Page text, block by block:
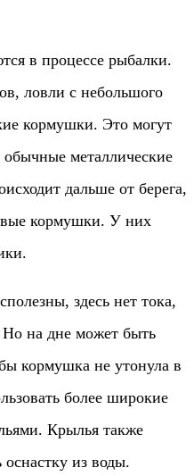
в процессе рыбалки.
ловли с небольшого
кормушки. Это могут
металлические
дальше от берега,
кормушки. У них
здесь нет тока,
на дне может быть
кормушка не утонула в
более широкие
Крылья также
из воды.